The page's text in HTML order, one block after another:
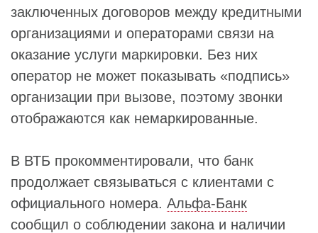
заключенных договоров между кредитными
организациями и операторами связи на
оказание услуги маркировки. Без них
оператор не может показывать «подпись»
организации при вызове, поэтому звонки
отображаются как немаркированные.
В ВТБ прокомментировали, что банк
продолжает связываться с клиентами с
официального номера. Альфа‑Банк
сообщил о соблюдении закона и наличии